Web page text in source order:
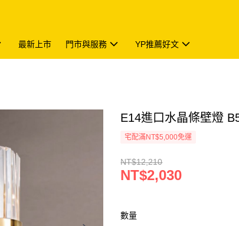
最新上市 門市與服務 YP推薦好文
E14進口水晶條壁燈
宅配滿NT$5,000免運
NT$12,210
NT$2,030
數量